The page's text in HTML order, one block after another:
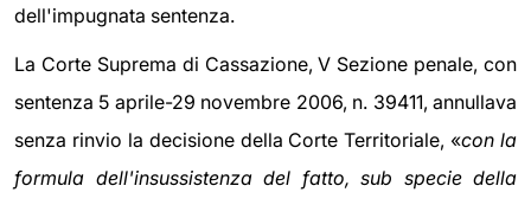
dell'impugnata sentenza.
La Corte Suprema di Cassazione, V Sezione penale, con
sentenza 5 aprile-29 novembre 2006, n. 39411, annullava
senza rinvio la decisione della Corte Territoriale, «con la
formula dell'insussistenza del fatto, sub specie della